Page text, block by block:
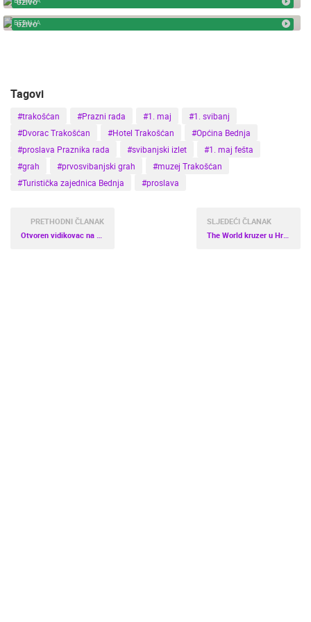
UŽIVO
UŽIVO
BEDNJA - CVETLIN NOVO IZGRAĐENI TRG
BEDNJA
Tagovi
#trakošćan #Prazni rada #1. maj
#1. svibanj
#Dvorac Trakošćan
#Hotel Trakošćan
#Općina Bednja
#proslava Praznika rada
#svibanjski izlet
#1. maj fešta
#grah
#prvosvibanjski grah
#muzej Trakošćan
#Turistička zajednica Bednja
#proslava
PRETHODNI ČLANAK
SLJEDEĆI ČLANAK